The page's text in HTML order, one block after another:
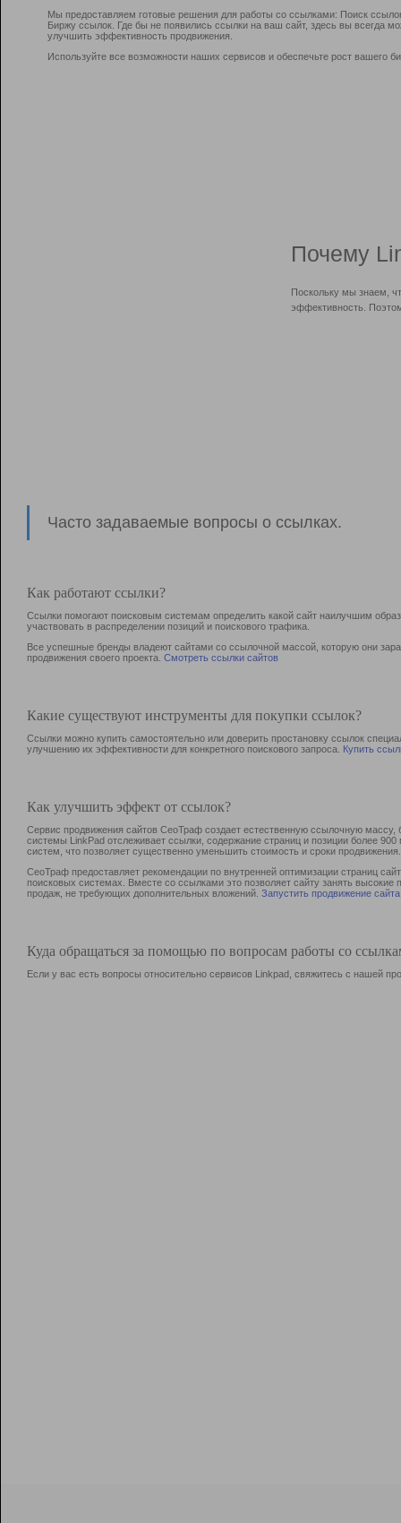
Мы предоставляем готовые решения для работы со ссылками: Поиск
Биржу ссылок. Где бы не появились ссылки на ваш сайт, здесь вы всегда
улучшить эффективность продвижения.
Используйте все возможности наших сервисов и обеспечьте рост вашего
Почему
Поскольку мы знаем,
эффективность.
Часто задаваемые вопросы о ссылках.
Как работают ссылки?
Ссылки помогают поисковым системам определить какой сайт наилучшим
участвовать в раcпределении позиций и поискового трафика.
Все успешные бренды владеют сайтами со ссылочной массой, которую они
продвижения своего проекта. Смотреть ссылки сайтов
Какие существуют инструменты для покупки ссылок?
Ссылки можно купить самостоятельно или доверить простановку ссылок
улучшению их эффективности для конкретного поискового запроса. Купить
Как улучшить эффект от ссылок?
Сервис продвижения сайтов СеоТраф создает естественную ссылочную
системы LinkPad отслеживает ссылки, содержание страниц и позиции более
систем, что позволяет существенно уменьшить стоимость и сроки продвижения.
СеоТраф предоставляет рекомендации по внутренней оптимизации страниц
поисковых системах. Вместе со ссылками это позволяет сайту занять
продаж, не требующих дополнительных вложений. Запустить продвижение сайта
Куда обращаться за помощью по вопросам работы со
Если у вас есть вопросы относительно сервисов Linkpad, свяжитесь с нашей